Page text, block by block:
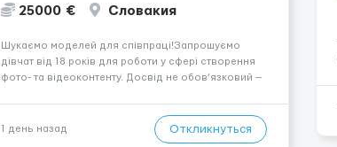
25000 € Словакия
Шукаємо моделей для співпраці!Запрошуємо
дівчат від 18 років для роботи у сфері створення
фото- та відеоконтенту. Досвід не обов’язковий —
конфіденційність і професійну підтримку.
Працюємо офіційно, поважаємо особ...
1 день назад Откликнуться